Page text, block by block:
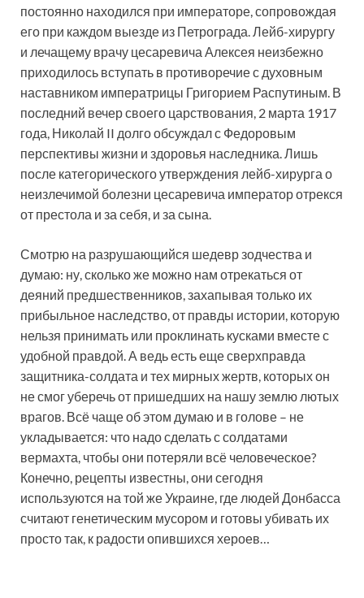
постоянно находился при императоре, сопровождая
его при каждом выезде из Петрограда. Лейб-хирургу
и лечащему врачу цесаревича Алексея неизбежно
приходилось вступать в противоречие с духовным
наставником императрицы Григорием Распутиным. В
последний вечер своего царствования, 2 марта 1917
года, Николай II долго обсуждал с Федоровым
перспективы жизни и здоровья наследника. Лишь
после категорического утверждения лейб-хирурга о
неизлечимой болезни цесаревича император отрекся
от престола и за себя, и за сына.
Смотрю на разрушающийся шедевр зодчества и
думаю: ну, сколько же можно нам отрекаться от
деяний предшественников, захапывая только их
прибыльное наследство, от правды истории, которую
нельзя принимать или проклинать кусками вместе с
удобной правдой. А ведь есть еще сверхправда
защитника-солдата и тех мирных жертв, которых он
не смог уберечь от пришедших на нашу землю лютых
врагов. Всё чаще об этом думаю и в голове – не
укладывается: что надо сделать с солдатами
вермахта, чтобы они потеряли всё человеческое?
Конечно, рецепты известны, они сегодня
используются на той же Украине, где людей Донбасса
считают генетическим мусором и готовы убивать их
просто так, к радости опившихся хероев…